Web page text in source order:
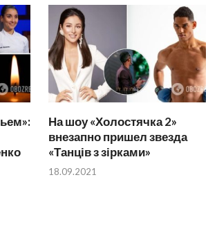
На шоу «Холостячка 2»
внезапно пришел звезда
«Танців з зірками»
18.09.2021